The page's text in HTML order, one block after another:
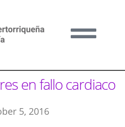
en fallo cardiaco
5, 2016